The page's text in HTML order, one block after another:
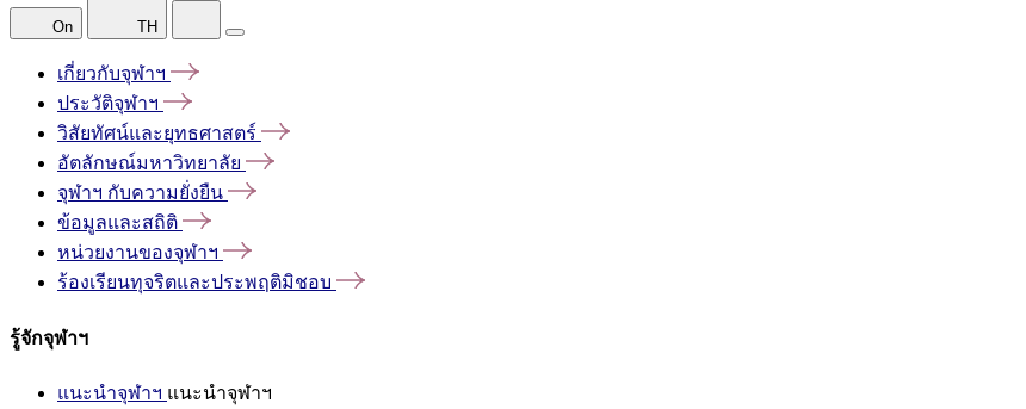
On TH
เกี่ยวกับจุฬาฯ
ประวัติจุฬาฯ
วิสัยทัศน์และยุทธศาสตร์
อัตลักษณ์มหาวิทยาลัย
จุฬาฯ กับความยั่งยืน
ข้อมูลและสถิติ
หน่วยงานของจุฬาฯ
ร้องเรียนทุจริตและประพฤติมิชอบ
รู้จักจุฬาฯ
แนะนำจุฬาฯ แนะนำจุฬาฯ